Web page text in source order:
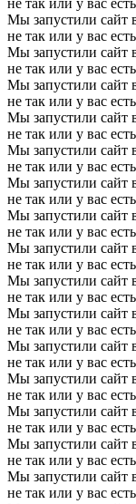
не так или у вас
Мы запустили сайт
не так или у вас
Мы запустили сайт
не так или у вас
Мы запустили сайт
не так или у вас
Мы запустили сайт
не так или у вас
Мы запустили сайт
не так или у вас
Мы запустили сайт
не так или у вас
Мы запустили сайт
не так или у вас
Мы запустили сайт
не так или у вас
Мы запустили сайт
не так или у вас
Мы запустили сайт
не так или у вас
Мы запустили сайт
не так или у вас
Мы запустили сайт
не так или у вас
Мы запустили сайт
не так или у вас
Мы запустили сайт
не так или у вас
Мы запустили сайт
не так или у вас